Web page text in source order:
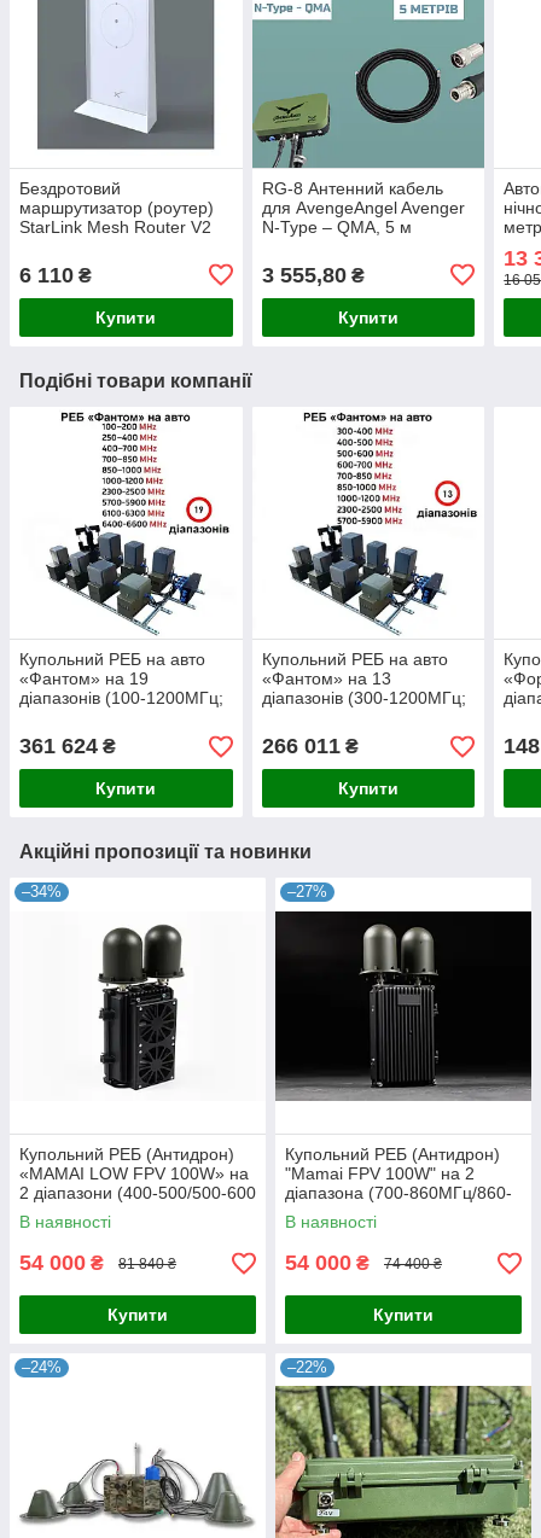
Бездротовий
маршрутизатор (роутер)
StarLink Mesh Router V2
6 110 ₴
Купити
RG-8 Антенний кабель
для AvengeAngel Avenger
N-Type – QMA, 5 м
3 555,80₴
Купити
13
16
Подібні товари компанії
Купольний РЕБ на авто
«Фантом» на 19
діапазонів (100-1200МГц;
6600МГц)
361 624 ₴
Купити
Купольний РЕБ на авто
«Фантом» на 13
діапазонів (300-1200МГц;
266 011₴
Купити
Акційні пропозиції та новинки
–34%
Купольний РЕБ (Антидрон)
«MAMAI LOW FPV 100W» на
2 діапазони (400-500/500-600
Мгц)
В наявності
54 000 ₴ 81 840 ₴
Купити
–27%
Купольний РЕБ (Антидрон)
"Mamai FPV 100W" на 2
діапазона (700-860МГц/860-
1020 Мгц)
В наявності
54 000 ₴ 74 400 ₴
Купити
–24% –22%